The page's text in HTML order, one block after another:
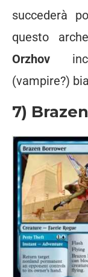
succederà
questo
Orzhov
(vampire?)
7)